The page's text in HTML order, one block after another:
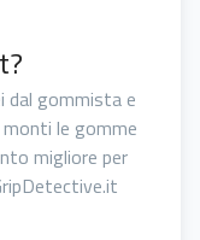
dal gommista e
le gomme
migliore per